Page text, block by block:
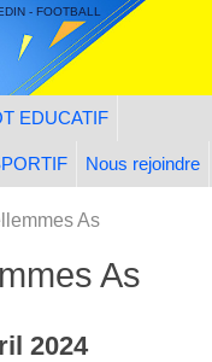
- FOOTBALL
EDUCATIF
Nous rejoindre
As
As
2024